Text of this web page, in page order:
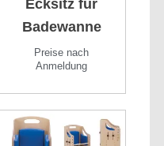
Ecksitz für
Badewanne
Preise nach
Anmeldung